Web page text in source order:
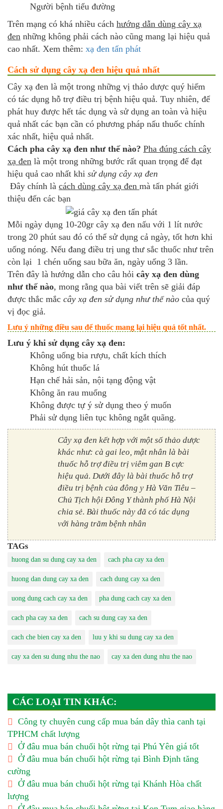
Người bệnh tiểu đường
Trên mạng có khá nhiều cách hướng dẫn dùng cây xạ
đen những không phải cách nào cũng mang lại hiệu quả
cao nhất. Xem thêm: xạ đen tấn phát
Cách sử dụng cây xạ đen hiệu quả nhất
Cây xạ đen là một trong những vị thảo dược quý hiếm
có tác dụng hỗ trợ điều trị bệnh hiệu quả. Tuy nhiên, để
phát huy được hết tác dụng và sử dụng an toàn và hiệu
quả nhất các bạn cần có phương pháp nấu thuốc chính
xác nhất, hiệu quả nhất.
Cách pha cây xạ đen như thế nào? Pha đúng cách cây
xạ đen là một trong những bước rất quan trọng để đạt
hiệu quả cao nhất khi sử dụng cây xạ đen
Đây chính là cách dùng cây xạ đen mà tấn phát giới
thiệu đến các bạn
Mỗi ngày dụng 10-20gr cây xạ đen nấu với 1 lít nước
trong 20 phút sau đó có thể sử dụng cả ngày, tốt hơn khi
uống nóng. Nếu đang điều trị ung thư sắc thuốc như trên
còn lại 1 chén uống sau bữa ăn, ngày uống 3 lần.
Trên đây là hướng dẫn cho câu hỏi cây xạ đen dùng
như thế nào, mong rằng qua bài viết trên sẽ giải đáp
được thắc mắc cây xạ đen sử dụng như thế nào của quý
vị đọc giả.
Lưu ý những điều sau để thuốc mang lại hiệu quả tốt nhất.
Lưu ý khi sử dụng cây xạ đen:
Không uống bia rượu, chất kích thích
Không hút thuốc lá
Hạn chế hải sản, nội tạng động vật
Không ăn rau muống
Không được tự ý sử dụng theo ý muốn
Phải sử dụng liên tục không ngắt quãng.
Cây xạ đen kết hợp với một số thảo dược
khác như: cà gai leo, mật nhân là bài
thuốc hỗ trợ điều trị viêm gan B cực
hiệu quả. Dưới đây là bài thuốc hỗ trợ
điều trị bệnh của đông y Hà Văn Tiêu –
Chủ Tịch hội Đông Y thành phố Hà Nội
chia sẻ. Bài thuốc này đã có tác dụng
với hàng trăm bệnh nhân
TAGs
huong dan su dung cay xa den cach pha cay xa den
huong dan dung cay xa den cach dung cay xa den
uong dung cach cay xa den pha dung cach cay xa den
cach pha cay xa den cach su dung cay xa den
cach che bien cay xa den luu y khi su dung cay xa den
cay xa den su dung nhu the nao cay xa den dung nhu the nao
CÁC LOẠI TIN KHÁC:
Công ty chuyên cung cấp mua bán dây thìa canh tại
TPHCM chất lượng
Ở đâu mua bán chuối hột rừng tại Phú Yên giá tốt
Ở đâu mua bán chuối hột rừng tại Bình Định tăng
cường
Ở đâu mua bán chuối hột rừng tại Khánh Hòa chất
lượng